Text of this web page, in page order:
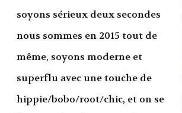
soyons sérieux deux secondes
nous sommes en 2015 tout de
même, soyons moderne et
superflu avec une touche de
hippie/bobo/root/chic, et on se